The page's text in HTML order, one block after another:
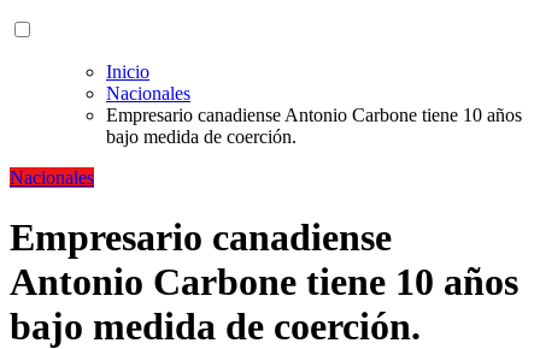
Inicio
Nacionales
Empresario canadiense Antonio Carbone tiene 10 años
bajo medida de coerción.
Nacionales
Empresario canadiense
Antonio Carbone tiene 10 años
bajo medida de coerción.